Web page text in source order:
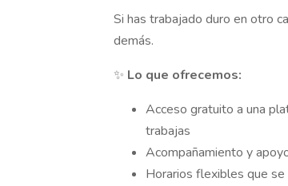
Si has trabajado duro en otro
demás.
✨ Lo que ofrecemos:
Acceso gratuito a una
trabajas
Acompañamiento y
Horarios flexibles que se